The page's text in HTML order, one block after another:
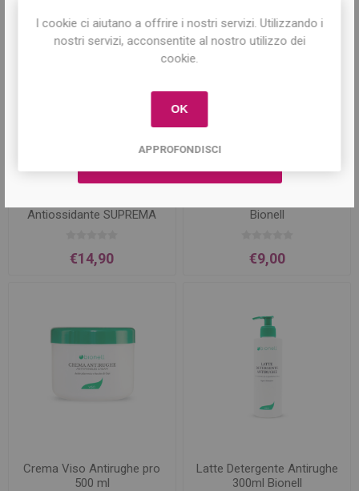
Iscriviti per conoscere le nostre ultime
offerte e ricevere il10% di sconto
Antiossidante SUPREMA
€14,90
Bionell
€9,00
Crema Viso Antirughe pro
500 ml
Latte Detergente Antirughe
300ml Bionell
I cookie ci aiutano a offrire i nostri servizi. Utilizzando i
nostri servizi, acconsentite al nostro utilizzo dei
cookie.
OK
APPROFONDISCI